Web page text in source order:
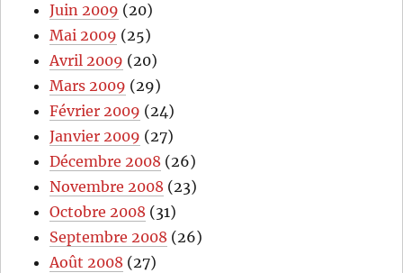
Juin 2009 (20)
Mai 2009 (25)
Avril 2009 (20)
Mars 2009 (29)
Février 2009 (24)
Janvier 2009 (27)
Décembre 2008 (26)
Novembre 2008 (23)
Octobre 2008 (31)
Septembre 2008 (26)
Août 2008 (27)